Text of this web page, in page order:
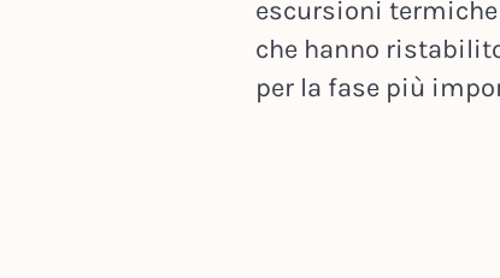
escursioni
che hanno
per la fase più